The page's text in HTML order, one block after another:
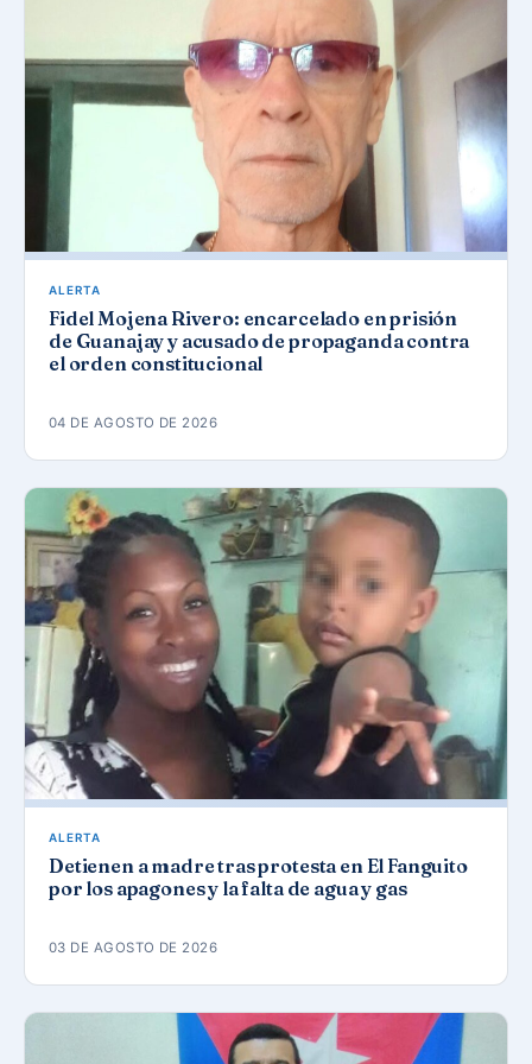
ALERTA
Fidel Mojena Rivero: encarcelado en prisión
de Guanajay y acusado de propaganda contra
el orden constitucional
04 DE AGOSTO DE 2026
ALERTA
Detienen a madre tras protesta en El Fanguito
por los apagones y la falta de agua y gas
03 DE AGOSTO DE 2026